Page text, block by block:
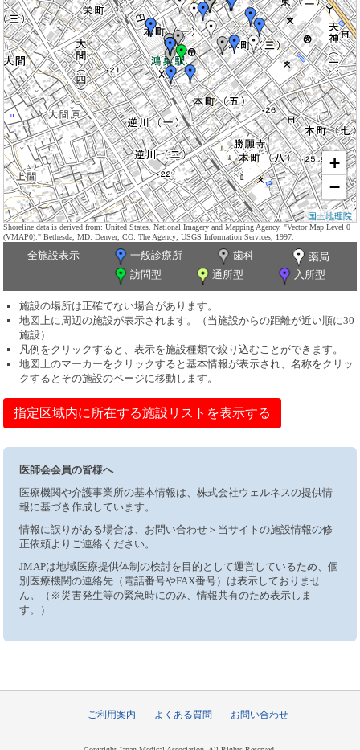
+
−
国土地理院
Shoreline data is derived from: United States. National Imagery and Mapping Agency. "Vector Map Level 0
(VMAP0)." Bethesda, MD: Denver, CO: The Agency; USGS Information Services, 1997.
全施設表示 一般診療所 歯科
薬局
訪問型
通所型 入所型
施設の場所は正確でない場合があります。
地図上に周辺の施設が表示されます。（当施設からの距離が近い順に30
施設）
凡例をクリックすると、表示を施設種類で絞り込むことができます。
地図上のマーカーをクリックすると基本情報が表示され、名称をクリッ
クするとその施設のページに移動します。
指定区域内に所在する施設リストを表示する
医師会会員の皆様へ
医療機関や介護事業所の基本情報は、株式会社ウェルネスの提供情
報に基づき作成しています。
情報に誤りがある場合は、お問い合わせ＞当サイトの施設情報の修
正依頼よりご連絡ください。
JMAPは地域医療提供体制の検討を目的として運営しているため、個
別医療機関の連絡先（電話番号やFAX番号）は表示しておりませ
ん。（※災害発生等の緊急時にのみ、情報共有のため表示しま
す。）
ご利用案内 よくある質問 お問い合わせ